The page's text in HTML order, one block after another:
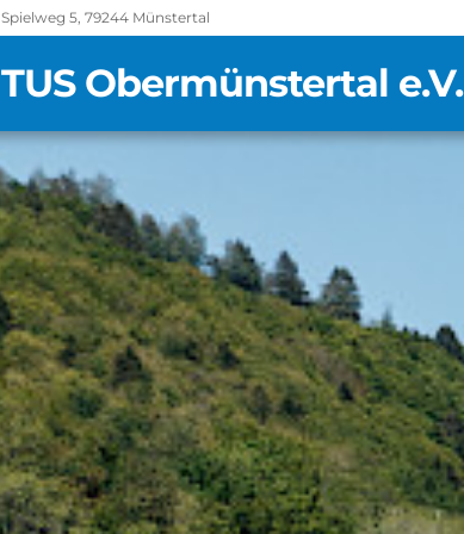
Spielweg 5, 79244 Münstertal
TUS Obermünstertal e.V.